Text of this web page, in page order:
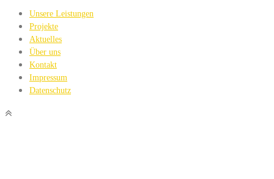
Unsere Leistungen
Projekte
Aktuelles
Über uns
Kontakt
Impressum
Datenschutz